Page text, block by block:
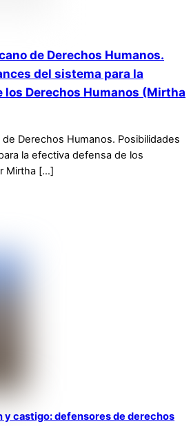
de Derechos Humanos.
del sistema para la
Derechos Humanos (Mirtha
Derechos Humanos. Posibilidades
la efectiva defensa de los
Mirtha […]
y castigo: defensores de derechos